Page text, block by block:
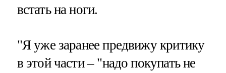
встать на ноги.
"Я уже заранее предвижу критику
в этой части – "надо покупать не